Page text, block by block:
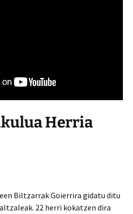
Herria
Biltzarrak Goierrira gidatu ditu
22 herri kokatzen dira